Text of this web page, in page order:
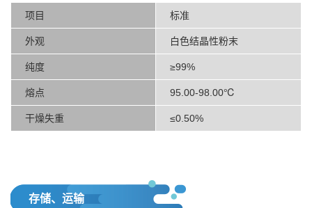
项目 标准
外观 白色结晶性粉末
纯度 ≥99%
熔点 95.00-98.00℃
干燥失重 ≤0.50%
存储、运输